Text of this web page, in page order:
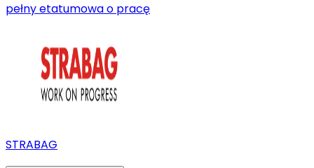
pełny etatumowa o pracę
STRABAG